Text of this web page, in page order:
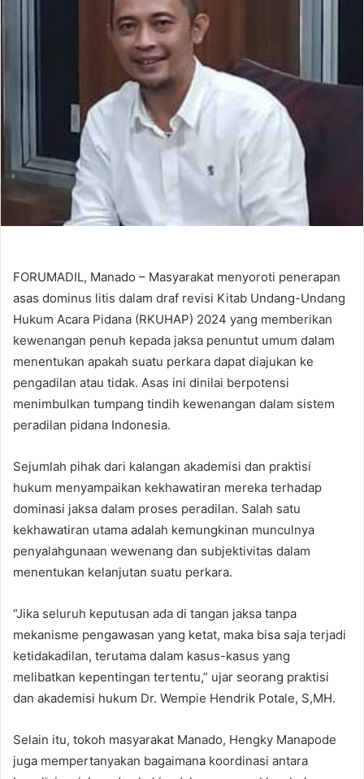
FORUMADIL, Manado – Masyarakat menyoroti penerapan
asas dominus litis dalam draf revisi Kitab Undang-Undang
Hukum Acara Pidana (RKUHAP) 2024 yang memberikan
kewenangan penuh kepada jaksa penuntut umum dalam
menentukan apakah suatu perkara dapat diajukan ke
pengadilan atau tidak. Asas ini dinilai berpotensi
menimbulkan tumpang tindih kewenangan dalam sistem
peradilan pidana Indonesia.
Sejumlah pihak dari kalangan akademisi dan praktisi
hukum menyampaikan kekhawatiran mereka terhadap
dominasi jaksa dalam proses peradilan. Salah satu
kekhawatiran utama adalah kemungkinan munculnya
penyalahgunaan wewenang dan subjektivitas dalam
menentukan kelanjutan suatu perkara.
“Jika seluruh keputusan ada di tangan jaksa tanpa
mekanisme pengawasan yang ketat, maka bisa saja terjadi
ketidakadilan, terutama dalam kasus-kasus yang
melibatkan kepentingan tertentu,” ujar seorang praktisi
dan akademisi hukum Dr. Wempie Hendrik Potale, S,MH.
Selain itu, tokoh masyarakat Manado, Hengky Manapode
juga mempertanyakan bagaimana koordinasi antara